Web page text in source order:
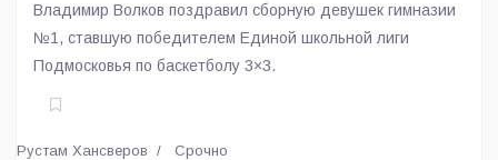
Владимир Волков поздравил сборную девушек гимназии
№1, ставшую победителем Единой школьной лиги
Подмосковья по баскетболу 3×3.
Рустам Хансверов Срочно